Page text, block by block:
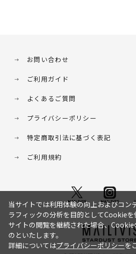
お問い合わせ
ご利用ガイド
よくあるご質問
プライバシーポリシー
特定商取引法に基づく表記
ご利用規約
当サイトでは利用体験の向上およびコン
ラフィックの分析を目的としてCookieを
サイトの閲覧を継続された場合、
のといたします。
詳細についてはプライバシーポリシーを